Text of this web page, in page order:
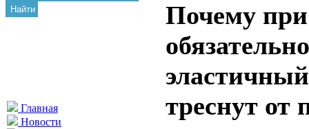
Найти
Главная
Новости
Почему
треснут от